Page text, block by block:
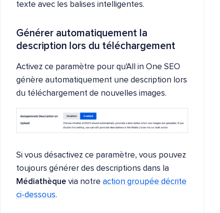
texte avec les balises intelligentes.
Générer automatiquement la
description lors du téléchargement
Activez ce paramètre pour qu'All in One SEO
génère automatiquement une description lors
du téléchargement de nouvelles images.
Si vous désactivez ce paramètre, vous pouvez
toujours générer des descriptions dans la
Médiathèque via notre action groupée décrite
ci-dessous.